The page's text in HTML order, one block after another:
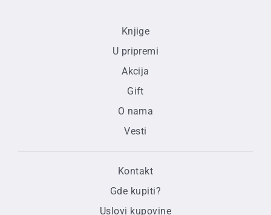
Knjige
U pripremi
Akcija
Gift
O nama
Vesti
Kontakt
Gde kupiti?
Uslovi kupovine